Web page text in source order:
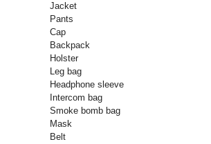
Jacket
Pants
Cap
Backpack
Holster
Leg bag
Headphone sleeve
Intercom bag
Smoke bomb bag
Mask
Belt